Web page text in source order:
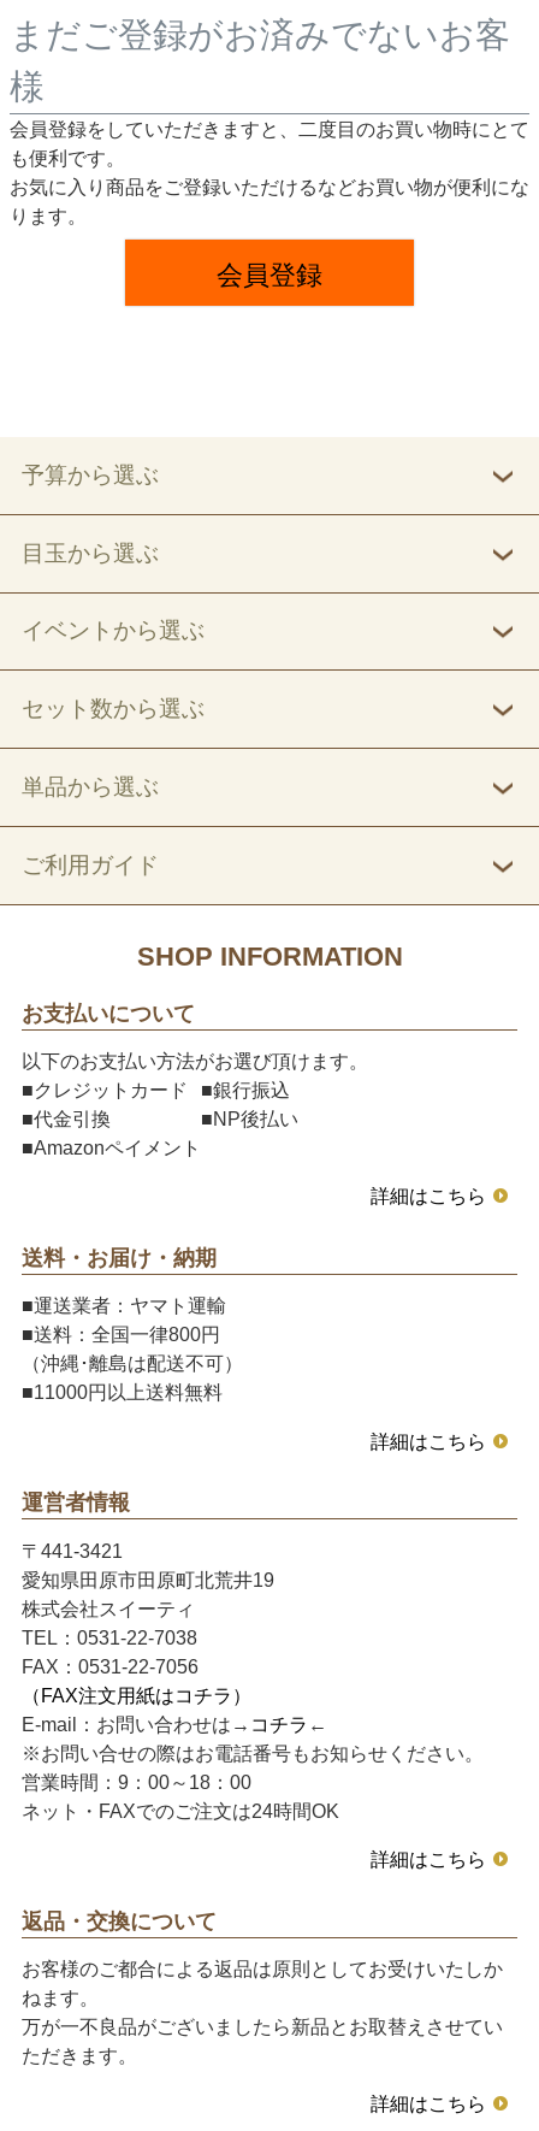
まだご登録がお済みでないお客
様
会員登録をしていただきますと、二度目のお買い物時にとて
も便利です。
お気に入り商品をご登録いただけるなどお買い物が便利にな
ります。
会員登録
予算から選ぶ
目玉から選ぶ
イベントから選ぶ
セット数から選ぶ
単品から選ぶ
ご利用ガイド
SHOP INFORMATION
お支払いについて
以下のお支払い方法がお選び頂けます。
■クレジットカード
■銀行振込
■代金引換
■NP後払い
■Amazonペイメント
詳細はこちら
送料・お届け・納期
■運送業者：ヤマト運輸
■送料：全国一律800円
（沖縄･離島は配送不可）
■11000円以上送料無料
詳細はこちら
運営者情報
〒441-3421
愛知県田原市田原町北荒井19
株式会社スイーティ
TEL：0531-22-7038
FAX：0531-22-7056
（FAX注文用紙はコチラ）
E-mail：お問い合わせは→ コチラ ←
※お問い合せの際はお電話番号もお知らせください。
営業時間：9：00～18：00
ネット・FAXでのご注文は24時間OK
詳細はこちら
返品・交換について
お客様のご都合による返品は原則としてお受けいたしか
ねます。
万が一不良品がございましたら新品とお取替えさせてい
ただきます。
詳細はこちら